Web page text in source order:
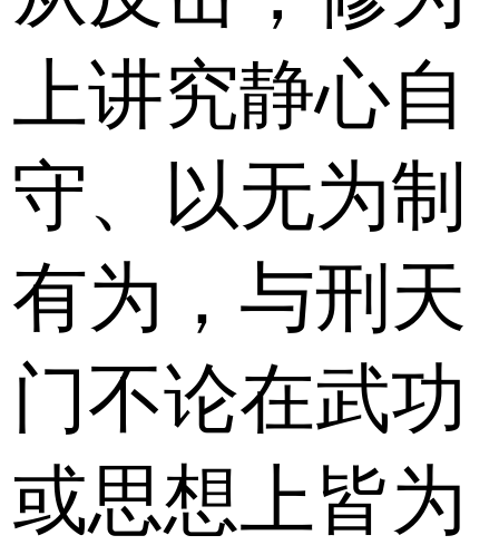
上讲究静心自
守、以无为制
有为，与刑天
门不论在武功
或思想上皆为